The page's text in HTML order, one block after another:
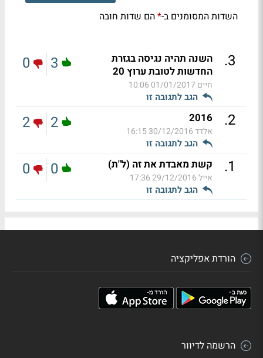
השדות המסומנים ב-*הם שדות חובה
3
.
השנה תהיה נגיסה בגזרת
החדשות לטובת ערוץ 20
חיים 01/01/2017 10:06
הגב לתגובה זו
3
0
2
.
2016
אלדד30/12/2016 16:15
הגב לתגובה זו
2
2
1
. קשת מאבדת את זה (ל"ת)
אייל29/12/2016 17:36
הגב לתגובה זו
0
0
הורדת אפליקציה
הרשמה לדיוור